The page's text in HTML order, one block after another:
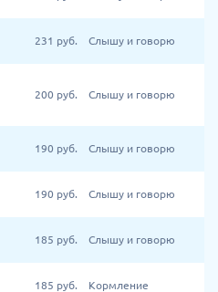
231 руб. Слышу и говорю
200 руб. Слышу и говорю
190 руб. Слышу и говорю
190 руб. Слышу и говорю
185 руб. Слышу и говорю
185 руб. Кормление